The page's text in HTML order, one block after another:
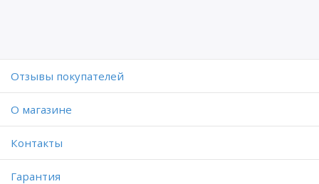
Отзывы покупателей
O магазине
Контакты
Гарантия